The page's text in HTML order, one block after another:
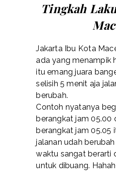
Tingkah
Jakarta Ibu Kota
ada yang menampik
itu emang juara
selisih 5 menit aja
berubah.
Contoh nyatanya
berangkat jam 05.00
berangkat jam 05.05
jalanan udah
waktu sangat berarti
untuk dibuang.